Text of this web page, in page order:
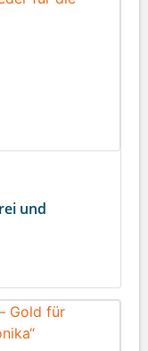
und